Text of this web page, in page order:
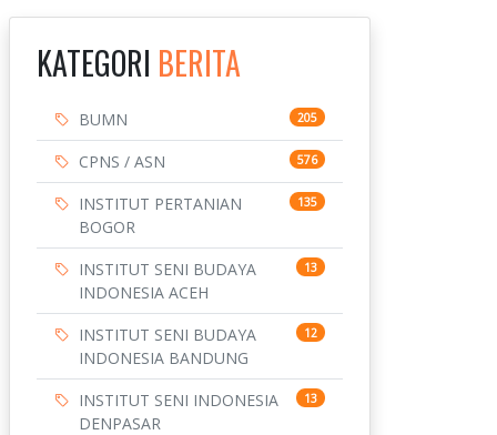
KATEGORI BERITA
BUMN 205
CPNS / ASN 576
INSTITUT PERTANIAN
BOGOR
135
INSTITUT SENI BUDAYA
INDONESIA ACEH
13
INSTITUT SENI BUDAYA
INDONESIA BANDUNG
12
INSTITUT SENI INDONESIA
DENPASAR
13